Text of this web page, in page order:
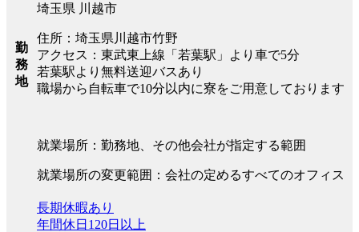
勤
務
地
埼玉県 川越市
住所：埼玉県川越市竹野
アクセス：東武東上線「若葉駅」より車で5分
若葉駅より無料送迎バスあり
職場から自転車で10分以内に寮をご用意しております
就業場所：勤務地、その他会社が指定する範囲
就業場所の変更範囲：会社の定めるすべてのオフィス
長期休暇あり
年間休日120日以上